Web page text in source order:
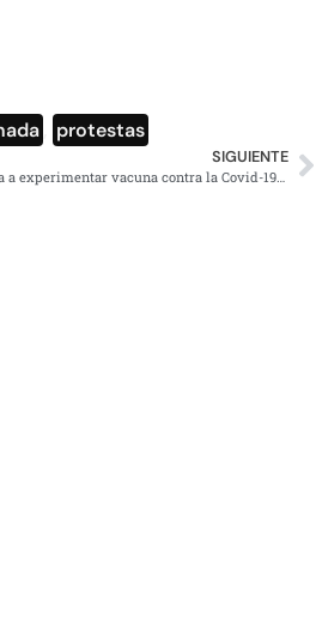
protestas
SIGUIENTE
UNAM comienza a experimentar vacuna contra la Covid-19 en animales